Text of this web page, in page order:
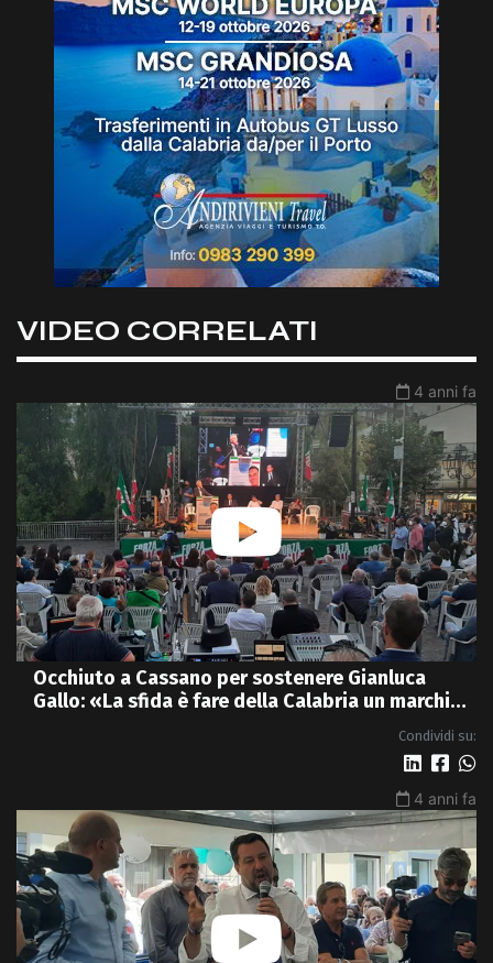
VIDEO CORRELATI
4 anni fa
Occhiuto a Cassano per sostenere Gianluca
Gallo: «La sfida è fare della Calabria un marchio
Condividi su:
4 anni fa